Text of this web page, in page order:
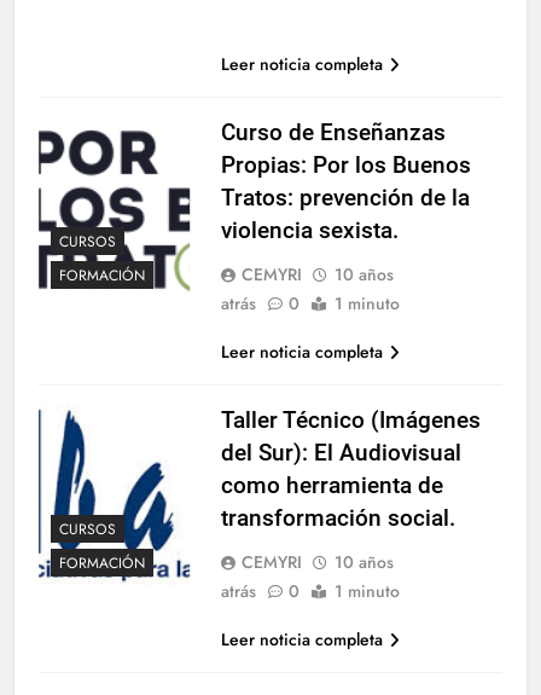
Leer noticia completa
CURSOS
FORMACIÓN
Curso de Enseñanzas
Propias: Por los Buenos
Tratos: prevención de la
violencia sexista.
CEMYRI
10 años
atrás
0
1 minuto
Leer noticia completa
CURSOS
FORMACIÓN
Taller Técnico (Imágenes
del Sur): El Audiovisual
como herramienta de
transformación social.
CEMYRI
10 años
atrás
0
1 minuto
Leer noticia completa